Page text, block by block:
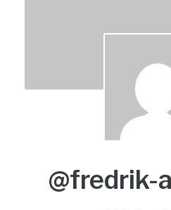
@fredrik-